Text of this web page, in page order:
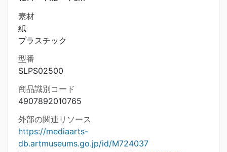
素材
紙
プラスチック
型番
SLPS02500
商品識別コード
4907892010765
外部の関連リソース
https://mediaarts-
db.artmuseums.go.jp/id/M724037